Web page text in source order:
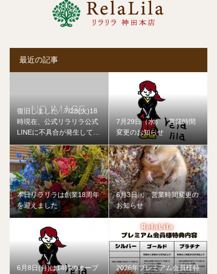
最近の記事
復旧しました 7/28(火)18
時現在、公式リラリラ公式
LINEに不具合が発生してお
7月29日（水） 営業時間
変更のお知らせ
本日リラリラは創業18周年
を迎えました
6月3日㈬ 営業時間変更の
お知らせ
6月8日(月)は14時のオープ
2026年プレミアム会員様特